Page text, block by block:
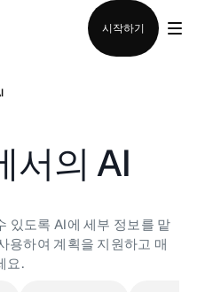
시작하기
서의 AI
있도록 AI에 세부 정보를 맡
용하여 계획을 지원하고 매
요.